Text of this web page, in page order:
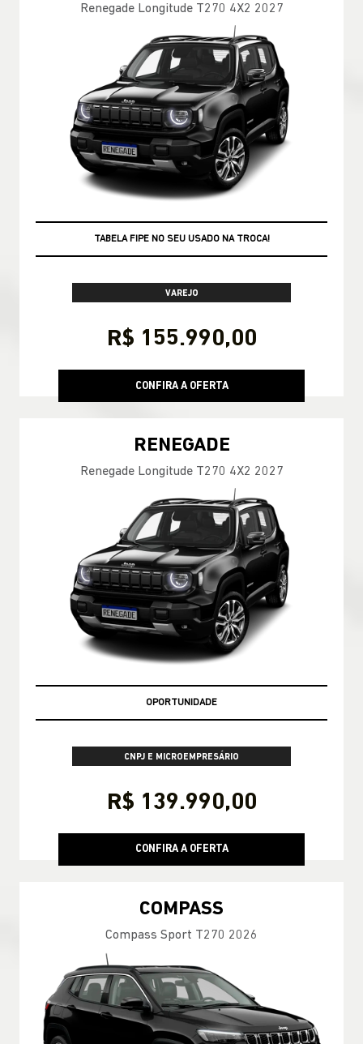
Renegade Longitude T270 4X2 2027
OPORTUNIDADE
VAREJO
R$ 155.990,00
CONFIRA A OFERTA
RENEGADE
Renegade Longitude T270 4X2 2027
EMPLACAMENTO GRÁTIS!
CNPJ E MICROEMPRESÁRIO
R$ 139.990,00
CONFIRA A OFERTA
COMPASS
Compass Sport T270 2026